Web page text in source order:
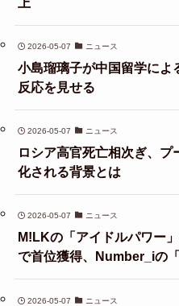
2026-05-07 ニュース
小島瑠璃子が中国留学によ
反応を見せる
2026-05-07 ニュース
ロシア高官死亡相次ぎ、
化される背景とは
2026-05-07 ニュース
M!LKの「アイドルパワー
で首位獲得、Number_iの
2026-05-07 ニュース